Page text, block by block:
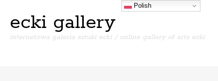
ecki gallery
internetowa galeria sztuki ecki / online gallery of arts ecki
Polish